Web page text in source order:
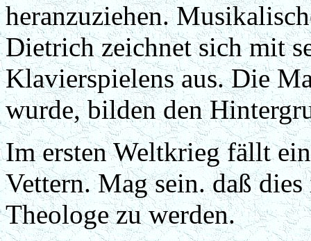
heranzuziehen.
Dietrich zeichnet sich mit
Klavierspielens aus. Die
wurde, bilden den
Im ersten Weltkrieg fällt
Vettern. Mag sein. daß
Theologe zu werden.